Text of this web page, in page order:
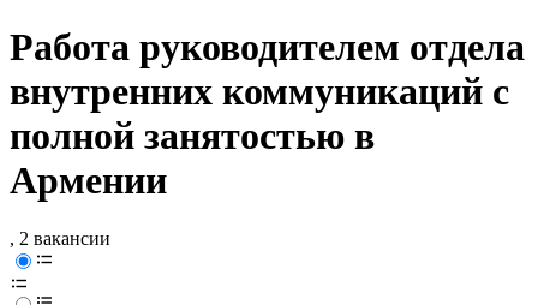
Работа руководителем отдела
внутренних коммуникаций с
полной занятостью в
Армении
, 2 вакансии